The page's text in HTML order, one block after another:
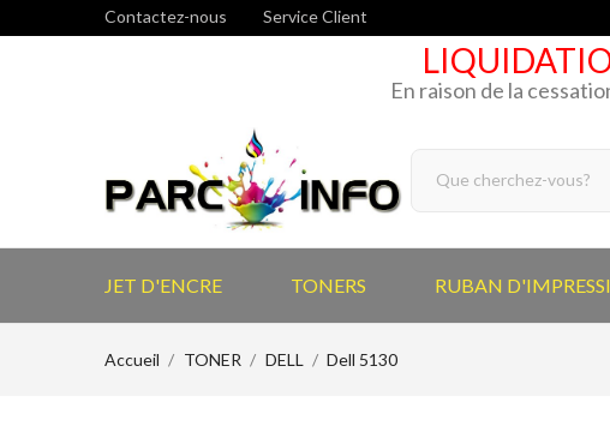
Contactez-nous Service Client
En raison de la
JET D'ENCRE TONERS RUBAN
Accueil TONER DELL Dell 5130